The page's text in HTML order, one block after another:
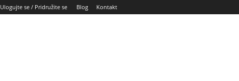
Ulogujte se / Pridružite se Blog Kontakt